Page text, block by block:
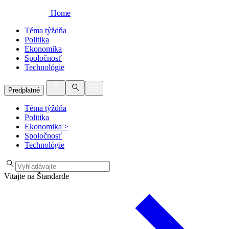
Home
Téma týždňa
Politika
Ekonomika
Spoločnosť
Technológie
Predplatné
Téma týždňa
Politika
Ekonomika >
Spoločnosť
Technológie
Vitajte na Štandarde